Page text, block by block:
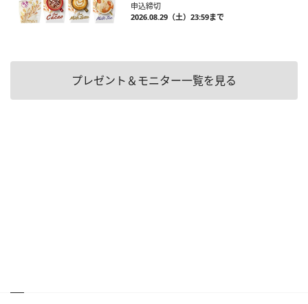
申込締切
2026.08.29（土）23:59まで
プレゼント＆モニター一覧を見る